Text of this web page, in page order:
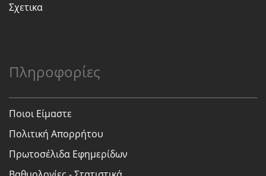
Σχετικα
Πληροφορίες
Ποιοι Είμαστε
Πολιτική Απορρήτου
Πρωτοσέλιδα Εφημερίδων